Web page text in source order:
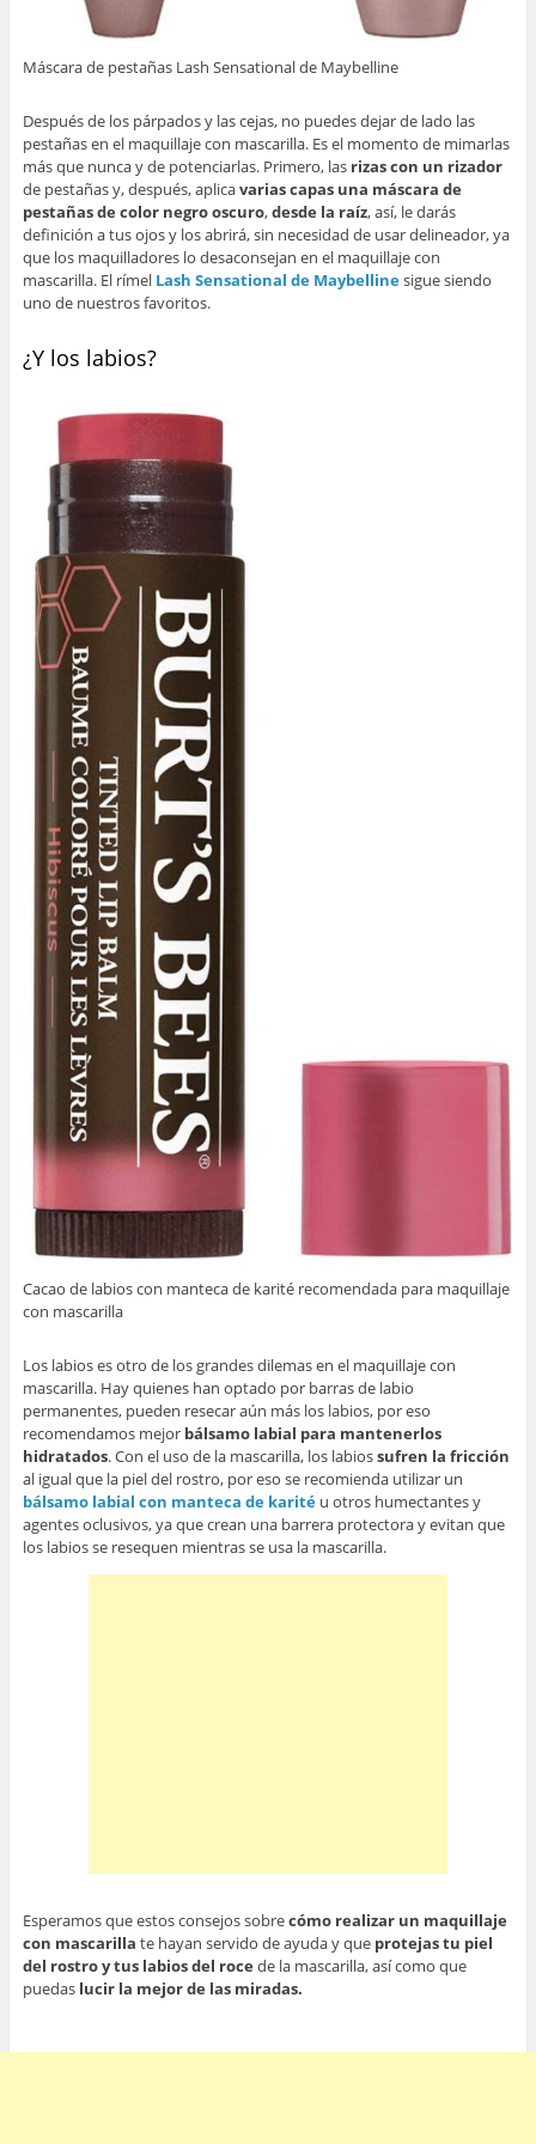
Máscara de pestañas Lash Sensational de Maybelline
Después de los párpados y las cejas, no puedes dejar de lado las
pestañas en el maquillaje con mascarilla. Es el momento de mimarlas
más que nunca y de potenciarlas. Primero, las rizas con un rizador
de pestañas y, después, aplicavarias capas una máscara de
pestañas de color negro oscuro,desde la raíz, así, le darás
definición a tus ojos y los abrirá, sin necesidad de usar delineador, ya
que los maquilladores lo desaconsejan en el maquillaje con
mascarilla. El rímel Lash Sensational de Maybellinesigue siendo
uno de nuestros favoritos.
¿Y los labios?
Cacao de labios con manteca de karité recomendada para maquillaje
con mascarilla
Los labios es otro de los grandes dilemas en el maquillaje con
mascarilla. Hay quienes han optado por barras de labio
permanentes, pueden resecar aún más los labios, por eso
recomendamos mejor bálsamo labial para mantenerlos
hidratados. Con el uso de la mascarilla, los labiossufren la fricción
al igual que la piel del rostro, por eso se recomienda utilizar un
bálsamo labial con manteca de karitéu otros humectantes y
agentes oclusivos, ya que crean una barrera protectora y evitan que
los labios se resequen mientras se usa la mascarilla.
Esperamos que estos consejos sobrecómo realizar un maquillaje
con mascarilla te hayan servido de ayuda y que protejas tu piel
del rostro y tus labios del roce de la mascarilla, así como que
puedaslucir la mejor de las miradas.